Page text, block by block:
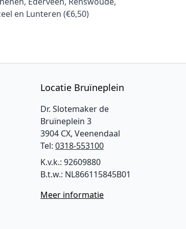
en Lunteren (€6,50)
Locatie Bruïneplein
Dr. Slotemaker de
Bruïneplein 3
3904 CX, Veenendaal
Tel:0318-553100
K.v.k.: 92609880
B.t.w.: NL866115845B01
Meer informatie